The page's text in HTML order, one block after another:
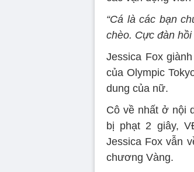
“Cá là các bạn
chèo. Cực đàn hồi
Jessica Fox
của Olympic
dung của nữ.
Cô về nhất ở nội
bị phạt 2 giây,
Jessica Fox vẫn
chương Vàng.